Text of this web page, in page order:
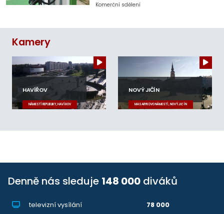
Komerční sdělení
Kamery
HAVÍŘOV
NÁMĚSTÍ REPUBLIKY, HAVÍŘOV
NOVÝ JIČÍN
MASARYKOVO NÁMĚSTÍ, NOVÝ JIČÍN
Denně nás sleduje 148 000 diváků
televizní vysílání
78 000